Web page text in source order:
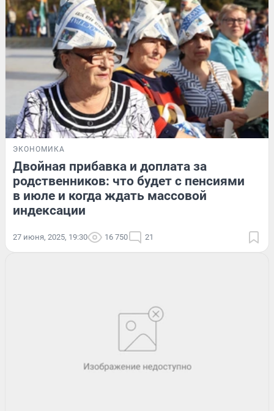
ЭКОНОМИКА
Двойная прибавка и доплата за
родственников: что будет с пенсиями
в июле и когда ждать массовой
индексации
27 июня, 2025, 19:30 16 750 21